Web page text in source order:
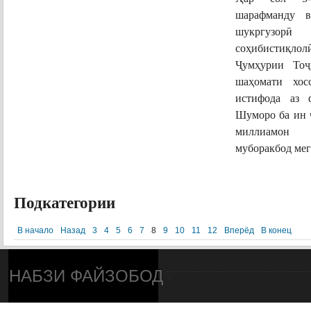
шарафманду
шукргузорӣ
соҳибистиқлол
Ҷумҳурии Тоҷ
шаҳомати
истифода аз
Шуморо ба ин
миллиамон
муборакбод мег
Подкатегории
В начало Назад 3 4 5 6 7 8 9 10 11 12 Вперёд В конец
НАБЗИ ФАЙЗОБОД